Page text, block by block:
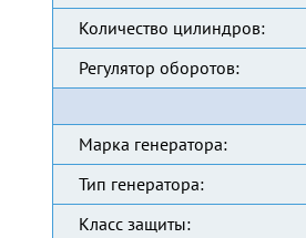
Количество цилиндров:
Регулятор оборотов:
Марка генератора:
Тип генератора:
Класс защиты: